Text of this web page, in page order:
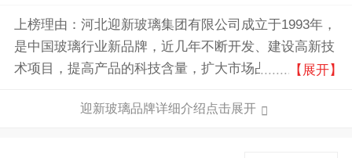
上榜理由：河北迎新玻璃集团有限公司成立于1993年，
是中国玻璃行业新品牌，近几年不断开发、建设高新技
术项目，提高产品的科技含量，扩大市场占有率和产品
【展开】
迎新玻璃品牌详细介绍点击展开